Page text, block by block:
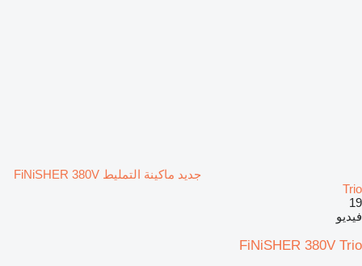
جديد ماكينة التمليط FiNiSHER 380V
Trio
19
فيديو
FiNiSHER 380V Trio